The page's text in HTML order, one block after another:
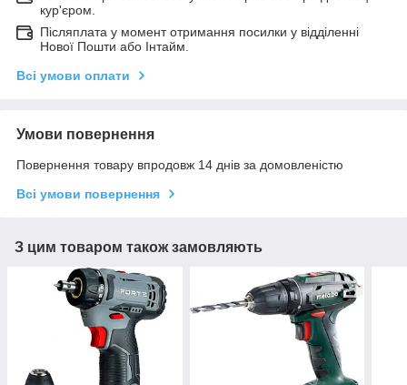
кур'єром.
Післяплата у момент отримання посилки у відділенні
Нової Пошти або Інтайм.
Всі умови оплати
Умови повернення
Повернення товару впродовж 14 днів за домовленістю
Всі умови повернення
З цим товаром також замовляють